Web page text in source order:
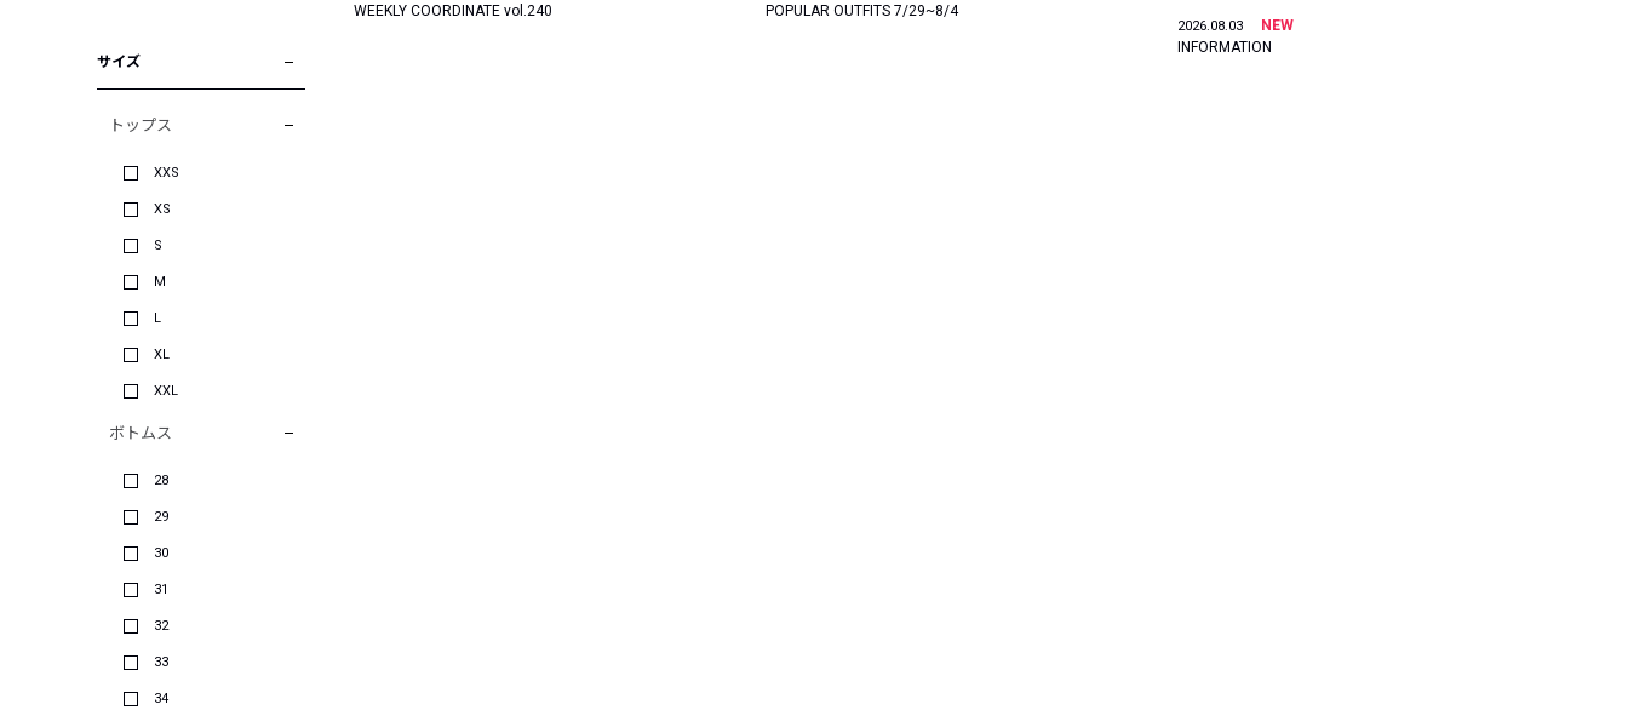
サイズ
トップス
XXS
XS
S
M
L
XL
XXL
ボトムス
28
29
30
31
32
33
34
WEEKLY COORDINATE vol.240
POPULAR OUTFITS 7/29~8/4
2026.08.03
NEW
INFORMATION